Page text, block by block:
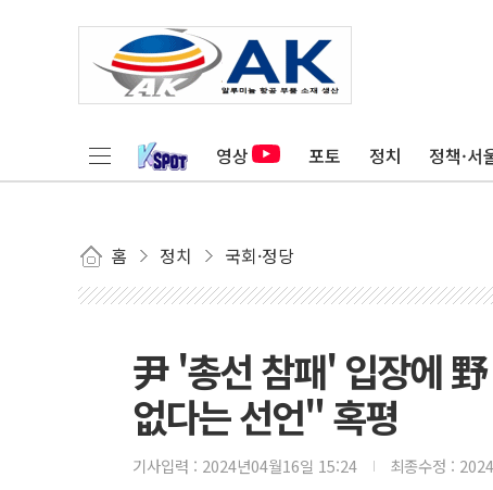
영상 포토 정치 정책·서
홈 정치 국회·정당
尹 '총선 참패' 입장에
없다는 선언" 혹평
기사입력 : 2024년04월16일 15:24 최종수정 :